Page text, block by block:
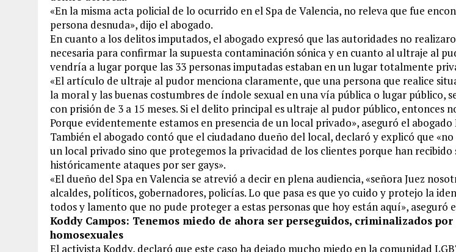
«En la misma acta policial de lo ocurrido en el Spa de Valencia, no releva que fue
persona desnuda», dijo el abogado.
En cuanto a los delitos imputados, el abogado expresó que las autoridades no
necesaria para confirmar la supuesta contaminación sónica y en cuanto al ultraje al
vendría a lugar porque las 33 personas imputadas estaban en un lugar totalmente
«El artículo de ultraje al pudor menciona claramente, que una persona que realice
la moral y las buenas costumbres de índole sexual en una vía pública o lugar público,
con prisión de 3 a 15 meses. Si el delito principal es ultraje al pudor público, entonces
Porque evidentemente estamos en presencia de un local privado», aseguró el abogado
También el abogado contó que el ciudadano dueño del local, declaró y explicó que
un local privado sino que protegemos la privacidad de los clientes porque han recibido
históricamente ataques por ser gays».
«El dueño del Spa en Valencia se atrevió a decir en plena audiencia, «señora Juez
alcaldes, políticos, gobernadores, policías. Lo que pasa es que yo cuido y protejo la
todos y lamento que no pude proteger a estas personas que hoy están aquí», aseguró
Koddy Campos: Tenemos miedo de ahora ser perseguidos, criminalizados por
homosexuales
El activista Koddy, declaró que este caso ha dejado mucho miedo en la comunidad